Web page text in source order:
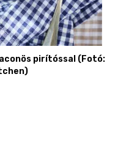
pirítóssal (Fotó: